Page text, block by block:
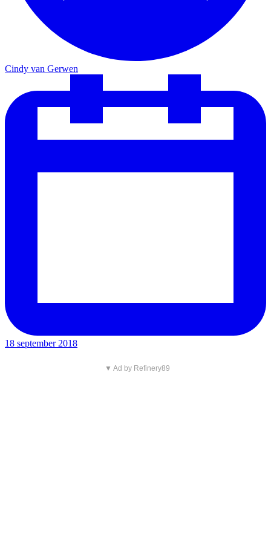
Cindy van Gerwen
18 september 2018
▼ Ad by Refinery89